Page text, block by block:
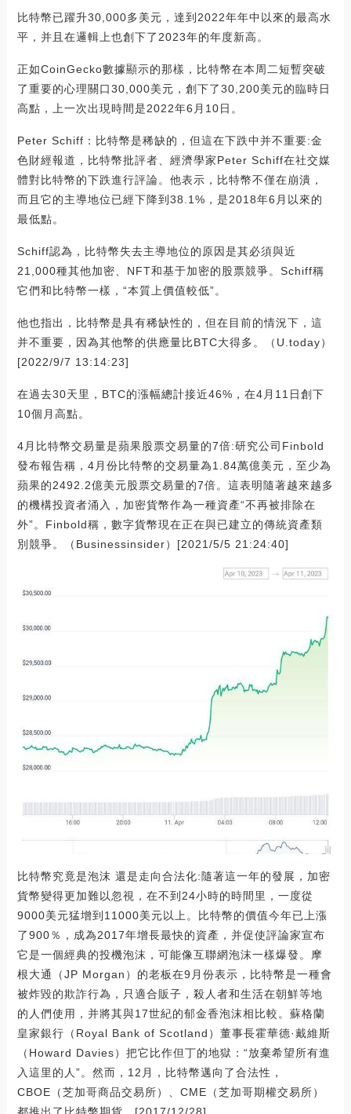
比特幣已躍升30,000多美元，達到2022年年中以來的最高水
平，并且在邏輯上也創下了2023年的年度新高。
正如CoinGecko數據顯示的那樣，比特幣在本周二短暫突破
了重要的心理關口30,000美元，創下了30,200美元的臨時日
高點，上一次出現時間是2022年6月10日。
Peter Schiff：比特幣是稀缺的，但這在下跌中并不重要:金
色財經報道，比特幣批評者、經濟學家Peter Schiff在社交媒
體對比特幣的下跌進行評論。他表示，比特幣不僅在崩潰，
而且它的主導地位已經下降到38.1%，是2018年6月以來的
最低點。
Schiff認為，比特幣失去主導地位的原因是其必須與近
21,000種其他加密、NFT和基于加密的股票競爭。Schiff稱
它們和比特幣一樣，“本質上價值較低”。
他也指出，比特幣是具有稀缺性的，但在目前的情況下，這
并不重要，因為其他幣的供應量比BTC大得多。（U.today）
[2022/9/7 13:14:23]
在過去30天里，BTC的漲幅總計接近46%，在4月11日創下
10個月高點。
4月比特幣交易量是蘋果股票交易量的7倍:研究公司Finbold
發布報告稱，4月份比特幣的交易量為1.84萬億美元，至少為
蘋果的2492.2億美元股票交易量的7倍。這表明隨著越來越多
的機構投資者涌入，加密貨幣作為一種資產“不再被排除在
外”。Finbold稱，數字貨幣現在正在與已建立的傳統資產類
別競爭。（Businessinsider）[2021/5/5 21:24:40]
比特幣究竟是泡沫 還是走向合法化:隨著這一年的發展，加密
貨幣變得更加難以忽視，在不到24小時的時間里，一度從
9000美元猛增到11000美元以上。比特幣的價值今年已上漲
了900％，成為2017年增長最快的資產，并促使評論家宣布
它是一個經典的投機泡沫，可能像互聯網泡沫一樣爆發。摩
根大通（JP Morgan）的老板在9月份表示，比特幣是一種會
被炸毀的欺詐行為，只適合販子，殺人者和生活在朝鮮等地
的人們使用，并將其與17世紀的郁金香泡沫相比較。蘇格蘭
皇家銀行（Royal Bank of Scotland）董事長霍華德·戴維斯
（Howard Davies）把它比作但丁的地獄：“放棄希望所有進
入這里的人”。然而，12月，比特幣邁向了合法性，
CBOE（芝加哥商品交易所）、CME（芝加哥期權交易所）